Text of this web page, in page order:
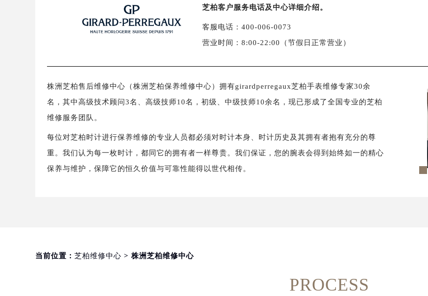
芝柏客户服务电话及中心详细介绍。
客服电话：400-006-0073
营业时间：8:00-22:00（节假日正常营业）
株洲芝柏售后维修中心（株洲芝柏保养维修中心）拥有girardperregaux芝柏手表维修专家30余
名，其中高级技术顾问3名、高级技师10名，初级、中级技师10余名，现已形成了全国专业的芝柏
维修服务团队。
每位对芝柏时计进行保养维修的专业人员都必须对时计本身、时计历史及其拥有者抱有充分的尊
重。我们认为每一枚时计，都同它的拥有者一样尊贵。我们保证，您的腕表会得到始终如一的精心
保养与维护，保障它的恒久价值与可靠性能得以世代相传。
当前位置： 芝柏维修中心 > 株洲芝柏维修中心
PROCESS